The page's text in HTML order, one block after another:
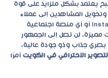
يعتمد بشكل متزايد على قوة
وتحويل المشاهدين إلى عملاء
فعليين، سواء على TikTok أو Instagram أو أي منصة اجتماعية
مميزة، لن تصل إلى الجمهور
بصري جذاب وذو جودة عالية،
الاحترافي في الكويت أمرًا